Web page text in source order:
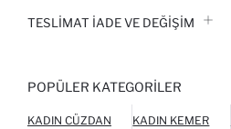
TESLIMAT İADE VE DEĞIŞIM
POPÜLER KATEGORILER
KADIN CÜZDAN KADIN KEMER